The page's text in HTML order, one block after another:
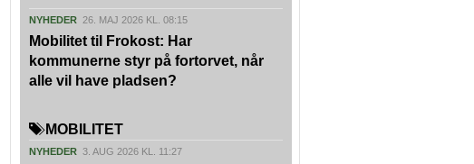
NYHEDER 26. MAJ 2026 KL. 08:15
Mobilitet til Frokost: Har
kommunerne styr på fortorvet, når
alle vil have pladsen?
MOBILITET
NYHEDER 3. AUG 2026 KL. 11:27